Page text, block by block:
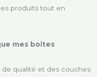
produits tout en
mes boîtes
de qualité et des couches